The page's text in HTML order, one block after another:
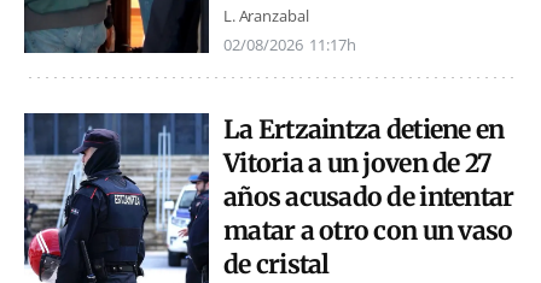
L. Aranzabal
02/08/2026 11:17h
La Ertzaintza detiene en
Vitoria a un joven de 27
años acusado de intentar
matar a otro con un vaso
de cristal